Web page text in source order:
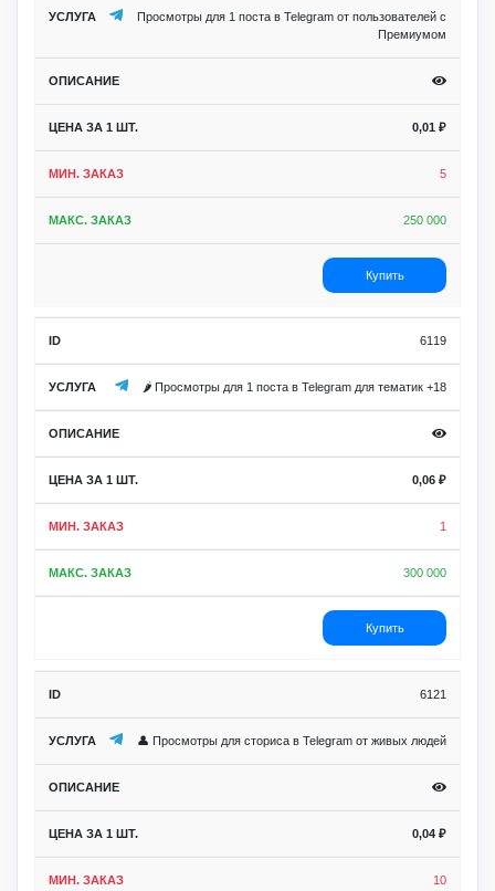
Просмотры для 1 поста в Telegram от пользователей с
Премиумом
0,01 ₽
5
250 000
Купить
6119
🌶️ Просмотры для 1 поста в Telegram для тематик +18
0,06 ₽
1
300 000
Купить
6121
👤 Просмотры для сториса в Telegram от живых людей
0,04 ₽
10